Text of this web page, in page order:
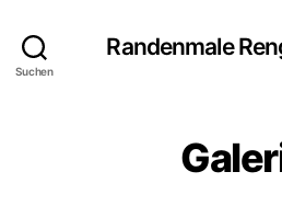
Suchen
Randenmale